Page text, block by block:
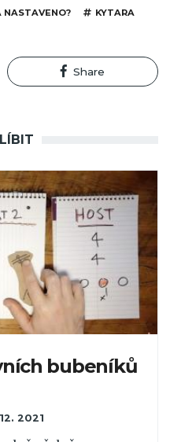
NASTAVENO? KYTARA
Share
bubeníků
2021